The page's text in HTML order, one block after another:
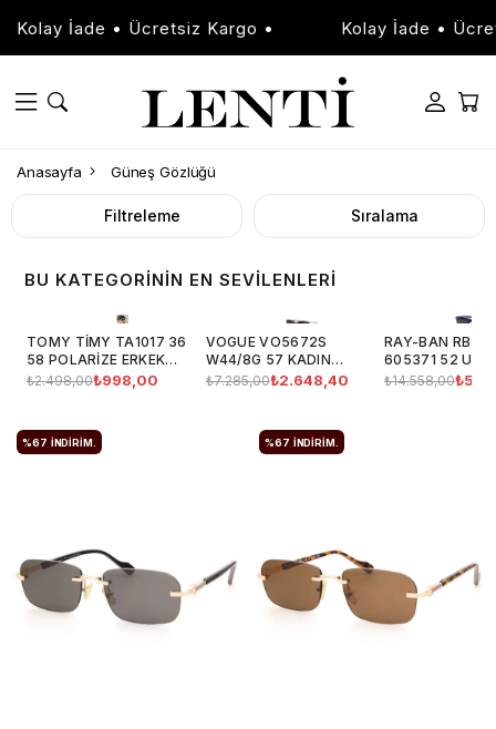
Kargo • Kolay İade • Ücretsiz Kargo •
Anasayfa Güneş Gözlüğü
Filtreleme Sıralama
BU KATEGORININ EN SEVILENLERI
TOMY TİMY TA1017 36
58 POLARIZE ERKEK
GÜNEŞ GÖZLÜĞÜ
₺2.498,00₺998,00
VOGUE VO5672S
W44/8G 57 KADIN
GÜNEŞ GÖZLÜĞÜ
₺7.285,00₺2.648,40
RAY-BAN
605371 52
GÜNEŞ
₺14.558,00
%67 İNDIRIM. %67 İNDIRIM.